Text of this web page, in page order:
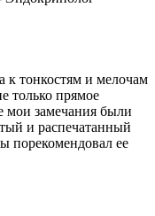
к тонкостям и мелочам
только прямое
мои замечания были
и распечатанный
порекомендовал ее